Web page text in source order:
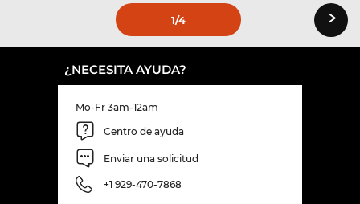
1/4 ›
¿NECESITA AYUDA?
Mo-Fr 3am-12am
Centro de ayuda
Enviar una solicitud
+1 929-470-7868